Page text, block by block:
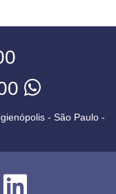
- São Paulo -